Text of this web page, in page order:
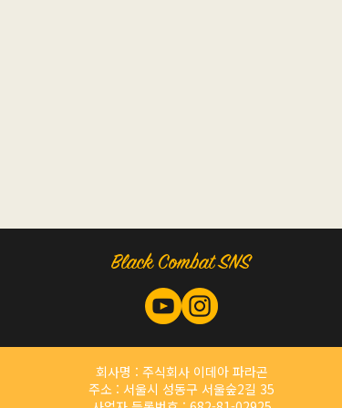
회사명 : 주식회사 이데아 파라곤
주소 : 서울시 성동구 서울숲2길 35